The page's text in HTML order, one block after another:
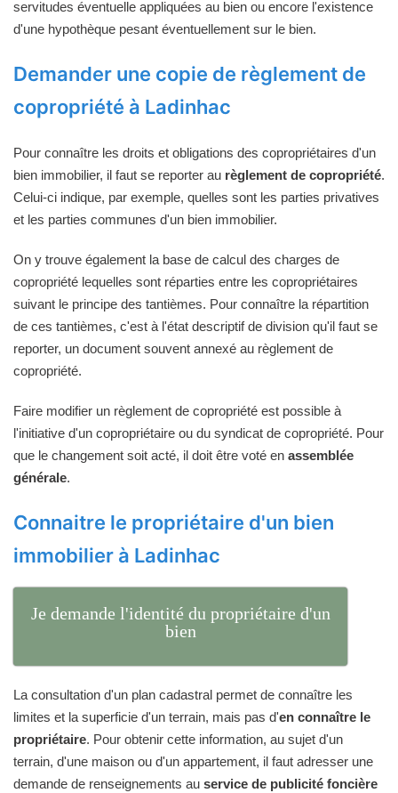
servitudes éventuelle appliquées au bien ou encore l'existence
d'une hypothèque pesant éventuellement sur le bien.
Demander une copie de règlement de
copropriété à Ladinhac
Pour connaître les droits et obligations des copropriétaires d'un
bien immobilier, il faut se reporter au règlement de copropriété.
Celui-ci indique, par exemple, quelles sont les parties privatives
et les parties communes d'un bien immobilier.
On y trouve également la base de calcul des charges de
copropriété lequelles sont réparties entre les copropriétaires
suivant le principe des tantièmes. Pour connaître la répartition
de ces tantièmes, c'est à l'état descriptif de division qu'il faut se
reporter, un document souvent annexé au règlement de
copropriété.
Faire modifier un règlement de copropriété est possible à
l'initiative d'un copropriétaire ou du syndicat de copropriété. Pour
que le changement soit acté, il doit être voté en assemblée
générale.
Connaitre le propriétaire d'un bien
immobilier à Ladinhac
Je demande l'identité du propriétaire d'un
bien
La consultation d'un plan cadastral permet de connaître les
limites et la superficie d'un terrain, mais pas d'en connaître le
propriétaire. Pour obtenir cette information, au sujet d'un
terrain, d'une maison ou d'un appartement, il faut adresser une
demande de renseignements au service de publicité foncière